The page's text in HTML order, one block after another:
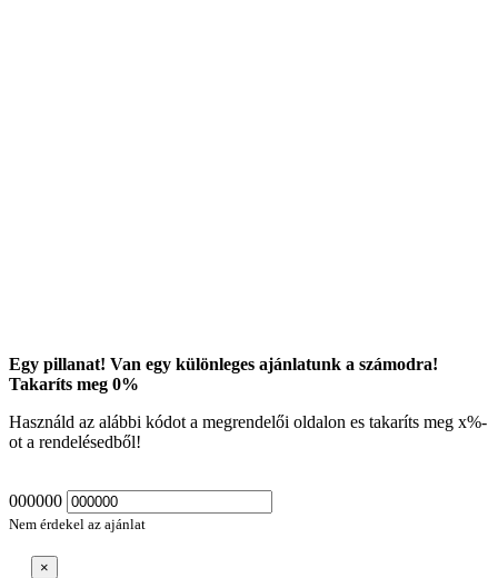
Egy pillanat! Van egy különleges ajánlatunk a számodra!
Takaríts meg 0%
Használd az alábbi kódot a megrendelői oldalon es takaríts meg x%-
ot a rendelésedből!
000000
Nem érdekel az ajánlat
×